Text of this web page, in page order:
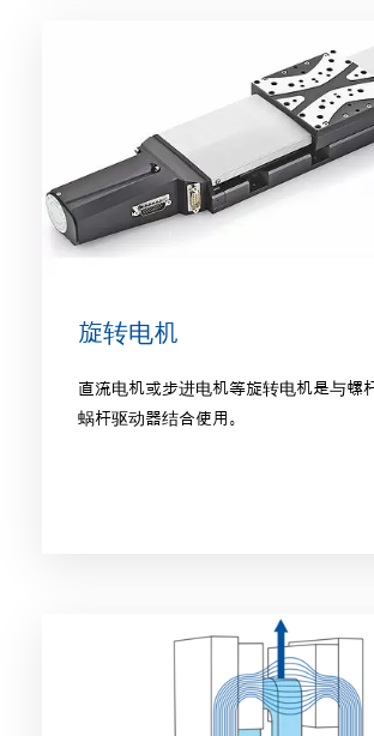
旋转电机
直流电机或步进电机等旋转电机是与螺
蜗杆驱动器结合使用。